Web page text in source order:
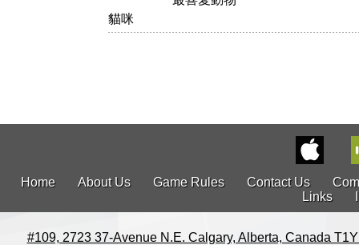
貓咪
Home About Us Game Rules Contact Us
Links
#109, 2723 37-Avenue N.E. Calgary, Alberta, Canada